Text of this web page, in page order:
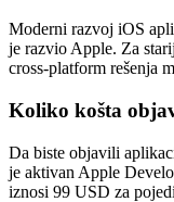
Moderni razvoj iOS
je razvio Apple. Za
cross-platform rešenja
Koliko košta
Da biste objavili
je aktivan Apple
iznosi 99 USD za